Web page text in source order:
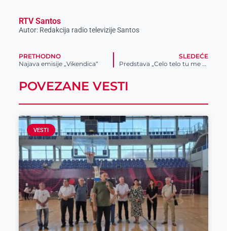
RTV Santos
Autor: Redakcija radio televizije Santos
PRETHODNO
Najava emisije „Vikendica“
SLEDEĆE
Predstava „Celo telo tu me boli“
POVEZANE VESTI
VESTI